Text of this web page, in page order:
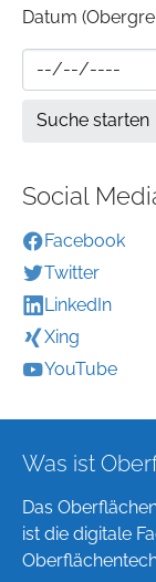
Datum
Social
Facebook
Twitter
LinkedIn
Xing
YouTube
Was ist
Das
ist die digitale